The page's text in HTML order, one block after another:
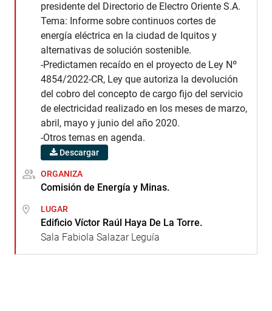
presidente del Directorio de Electro Oriente S.A.
Tema: Informe sobre continuos cortes de
energía eléctrica en la ciudad de Iquitos y
alternativas de solución sostenible.
-Predictamen recaído en el proyecto de Ley Nº
4854/2022-CR, Ley que autoriza la devolución
del cobro del concepto de cargo fijo del servicio
de electricidad realizado en los meses de marzo,
abril, mayo y junio del año 2020.
-Otros temas en agenda.
Descargar
ORGANIZA
Comisión de Energía y Minas.
LUGAR
Edificio Víctor Raúl Haya De La Torre.
Sala Fabiola Salazar Leguía